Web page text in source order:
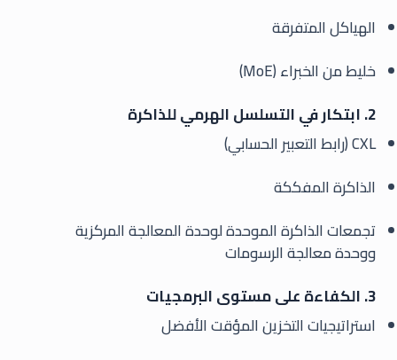
الهياكل المتفرقة
خليط من الخبراء (MoE)
2. ابتكار في التسلسل الهرمي للذاكرة
CXL (رابط التعبير الحسابي)
الذاكرة المفككة
تجمعات الذاكرة الموحدة لوحدة المعالجة المركزية
ووحدة معالجة الرسومات
3. الكفاءة على مستوى البرمجيات
استراتيجيات التخزين المؤقت الأفضل